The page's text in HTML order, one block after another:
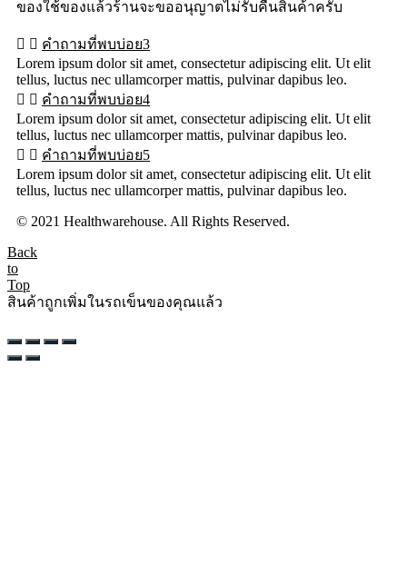
ของใช้ของแล้วร้านจะขออนุญาตไม่รับคืนสินค้าครับ
คำถามที่พบบ่อย3
Lorem ipsum dolor sit amet, consectetur adipiscing elit. Ut elit
tellus, luctus nec ullamcorper mattis, pulvinar dapibus leo.
คำถามที่พบบ่อย4
Lorem ipsum dolor sit amet, consectetur adipiscing elit. Ut elit
tellus, luctus nec ullamcorper mattis, pulvinar dapibus leo.
คำถามที่พบบ่อย5
Lorem ipsum dolor sit amet, consectetur adipiscing elit. Ut elit
tellus, luctus nec ullamcorper mattis, pulvinar dapibus leo.
© 2021 Healthwarehouse. All Rights Reserved.
Back
to
Top
สินค้าถูกเพิ่มในรถเข็นของคุณแล้ว